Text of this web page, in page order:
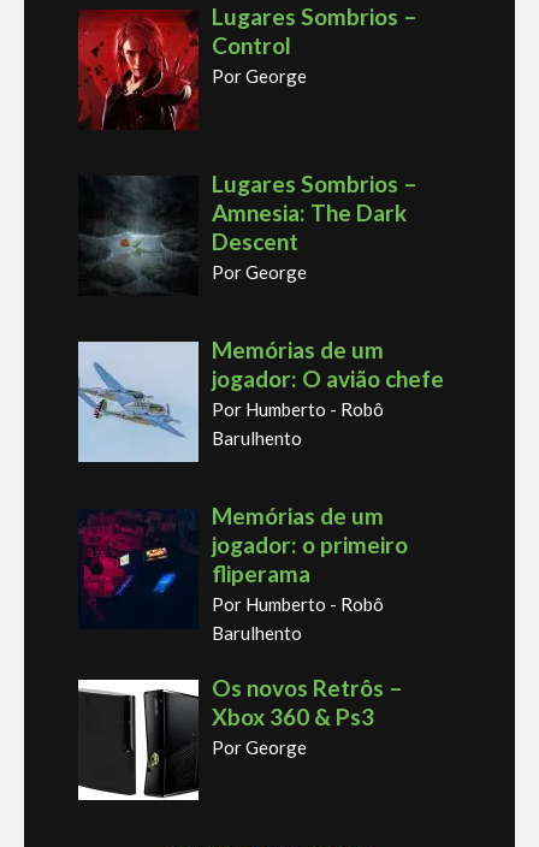
Lugares Sombrios –
Control
Por George
Lugares Sombrios –
Amnesia: The Dark
Descent
Por George
Memórias de um
jogador: O avião chefe
Por Humberto - Robô
Barulhento
Memórias de um
jogador: o primeiro
fliperama
Por Humberto - Robô
Barulhento
Os novos Retrôs –
Xbox 360 & Ps3
Por George